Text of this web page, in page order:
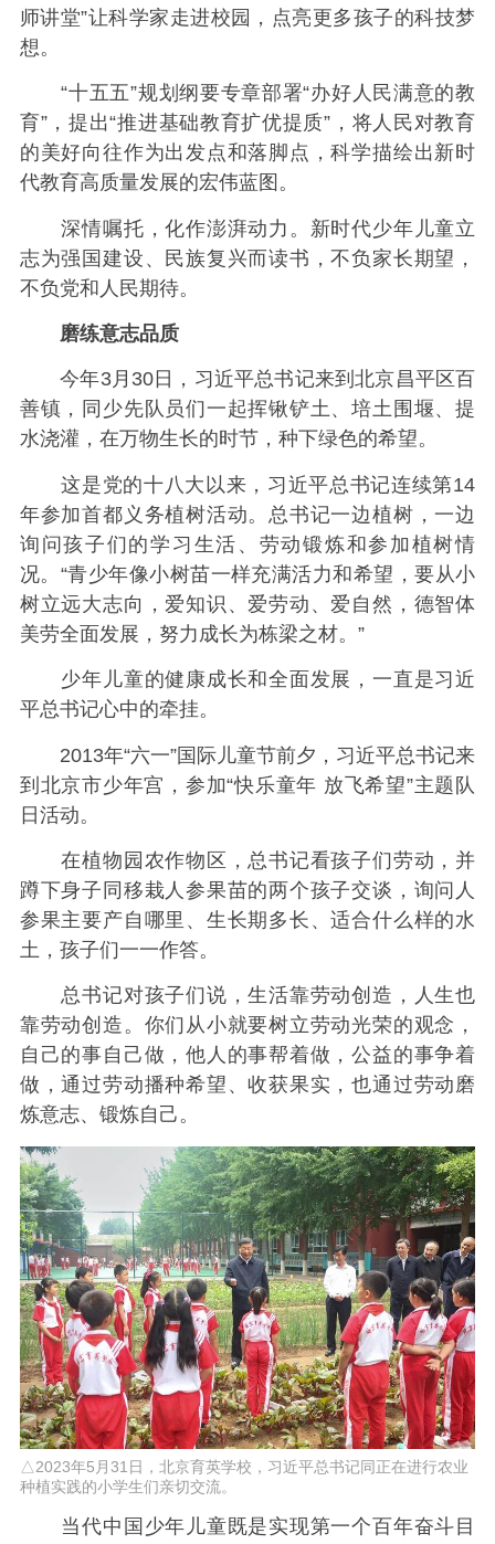
师讲堂”让科学家走进校园，点亮更多孩子的科技梦
想。
“十五五”规划纲要专章部署“办好人民满意的教
育”，提出“推进基础教育扩优提质”，将人民对教育
的美好向往作为出发点和落脚点，科学描绘出新时
代教育高质量发展的宏伟蓝图。
深情嘱托，化作澎湃动力。新时代少年儿童立
志为强国建设、民族复兴而读书，不负家长期望，
不负党和人民期待。
磨练意志品质
今年3月30日，习近平总书记来到北京昌平区百
善镇，同少先队员们一起挥锹铲土、培土围堰、提
水浇灌，在万物生长的时节，种下绿色的希望。
这是党的十八大以来，习近平总书记连续第14
年参加首都义务植树活动。总书记一边植树，一边
询问孩子们的学习生活、劳动锻炼和参加植树情
况。“青少年像小树苗一样充满活力和希望，要从小
树立远大志向，爱知识、爱劳动、爱自然，德智体
美劳全面发展，努力成长为栋梁之材。”
少年儿童的健康成长和全面发展，一直是习近
平总书记心中的牵挂。
2013年“六一”国际儿童节前夕，习近平总书记来
到北京市少年宫，参加“快乐童年 放飞希望”主题队
日活动。
在植物园农作物区，总书记看孩子们劳动，并
蹲下身子同移栽人参果苗的两个孩子交谈，询问人
参果主要产自哪里、生长期多长、适合什么样的水
土，孩子们一一作答。
总书记对孩子们说，生活靠劳动创造，人生也
靠劳动创造。你们从小就要树立劳动光荣的观念，
自己的事自己做，他人的事帮着做，公益的事争着
做，通过劳动播种希望、收获果实，也通过劳动磨
炼意志、锻炼自己。
△2023年5月31日，北京育英学校，习近平总书记同正在进行农业
种植实践的小学生们亲切交流。
当代中国少年儿童既是实现第一个百年奋斗目